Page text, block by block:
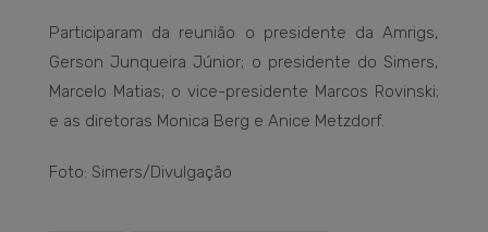
Participaram da reunião o presidente da Amrigs,
Gerson Junqueira Júnior; o presidente do Simers,
Marcelo Matias; o vice-presidente Marcos Rovinski;
e as diretoras Monica Berg e Anice Metzdorf.
Foto: Simers/Divulgação